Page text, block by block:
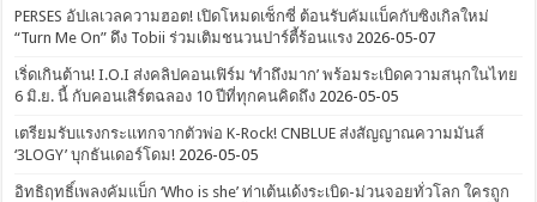
PERSES อัปเลเวลความฮอต! เปิดโหมดเซ็กซี่ ต้อนรับคัมแบ็คกับซิงเกิลใหม่
“Turn Me On” ดึง Tobii ร่วมเติมชนวนปาร์ตี้ร้อนแรง 2026-05-07
เริ่ดเกินต้าน! I.O.I ส่งคลิปคอนเฟิร์ม ‘ทำถึงมาก’ พร้อมระเบิดความสนุกในไทย
6 มิ.ย. นี้ กับคอนเสิร์ตฉลอง 10 ปีที่ทุกคนคิดถึง 2026-05-05
เตรียมรับแรงกระแทกจากตัวพ่อ K-Rock! CNBLUE ส่งสัญญาณความมันส์
‘3LOGY’ บุกธันเดอร์โดม! 2026-05-05
อิทธิฤทธิ์เพลงคัมแบ็ก ‘Who is she’ ท่าเต้นเด้งระเบิด-ม่วนจอยทั่วโลก ใครถูก